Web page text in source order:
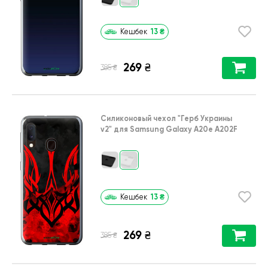
Кешбек 13 ₴
385 ₴ 269 ₴
Силиконовый чехол "Герб Украины
v2" для Samsung Galaxy A20e A202F
Кешбек 13 ₴
385 ₴ 269 ₴